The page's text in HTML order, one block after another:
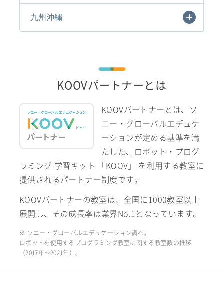
九州沖縄
KOOVパートナーとは
KOOVパートナーとは、ソ
ニー・グローバルエデュケ
ーションが定める基準を満
たした、ロボット・プログ
ラミング 学習キット 「KOOV」 を利用する教室に
提供されるパートナー制度です。
KOOVパートナーの教室は、全国に1000教室以上
展開し、その成長率は業界No.1となっています。
※ ソニー・グローバルエデュケーション調べ。
ロボットを使用するプログラミング教室に関する教室数の推移
（2017年〜2021年）。